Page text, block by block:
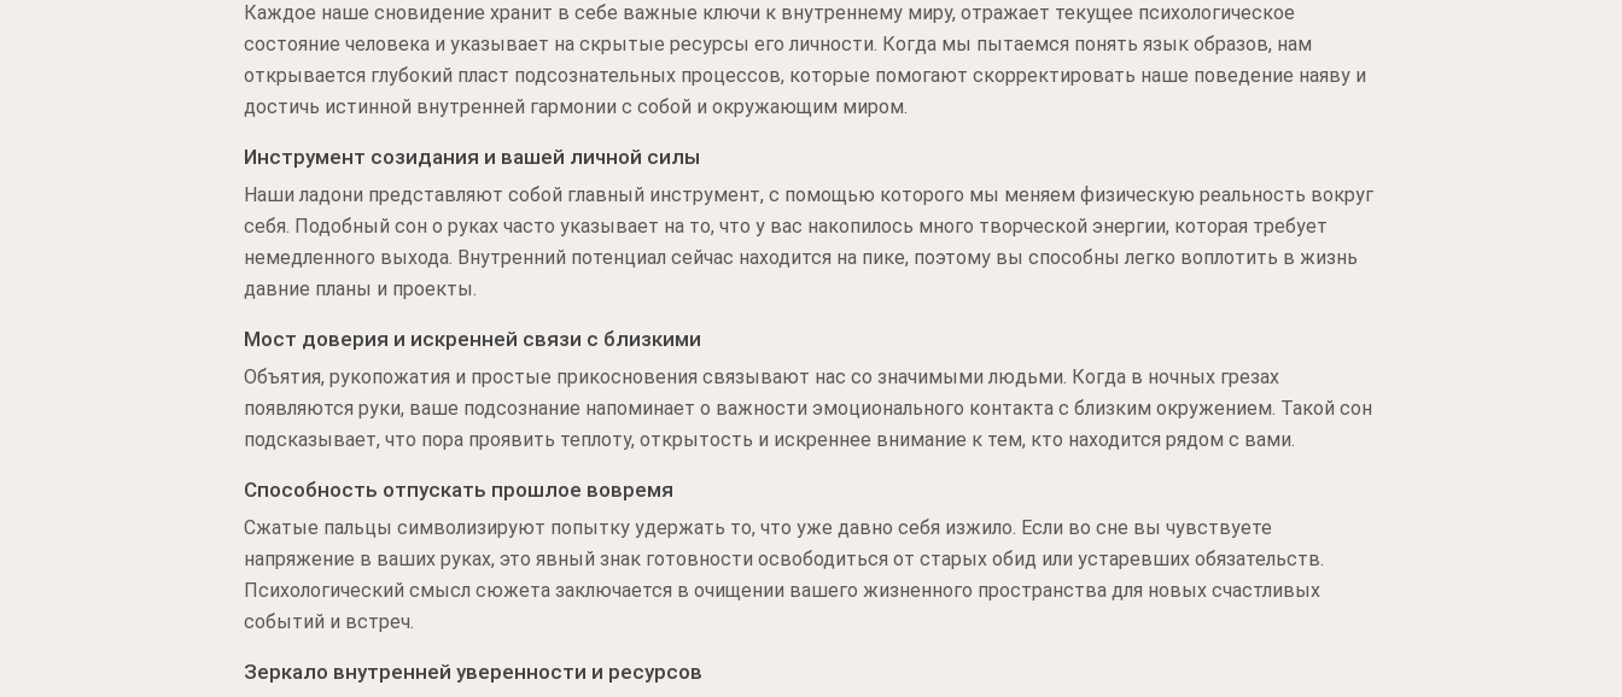
Каждое наше сновидение хранит в себе важные ключи к внутреннему миру, отражает текущее психологическое
состояние человека и указывает на скрытые ресурсы его личности. Когда мы пытаемся понять язык образов, нам
открывается глубокий пласт подсознательных процессов, которые помогают скорректировать наше поведение наяву и
достичь истинной внутренней гармонии с собой и окружающим миром.
Инструмент созидания и вашей личной силы
Наши ладони представляют собой главный инструмент, с помощью которого мы меняем физическую реальность вокруг
себя. Подобный сон о руках часто указывает на то, что у вас накопилось много творческой энергии, которая требует
немедленного выхода. Внутренний потенциал сейчас находится на пике, поэтому вы способны легко воплотить в жизнь
давние планы и проекты.
Мост доверия и искренней связи с близкими
Объятия, рукопожатия и простые прикосновения связывают нас со значимыми людьми. Когда в ночных грезах
появляются руки, ваше подсознание напоминает о важности эмоционального контакта с близким окружением. Такой сон
подсказывает, что пора проявить теплоту, открытость и искреннее внимание к тем, кто находится рядом с вами.
Способность отпускать прошлое вовремя
Сжатые пальцы символизируют попытку удержать то, что уже давно себя изжило. Если во сне вы чувствуете
напряжение в ваших руках, это явный знак готовности освободиться от старых обид или устаревших обязательств.
Психологический смысл сюжета заключается в очищении вашего жизненного пространства для новых счастливых
событий и встреч.
Зеркало внутренней уверенности и ресурсов